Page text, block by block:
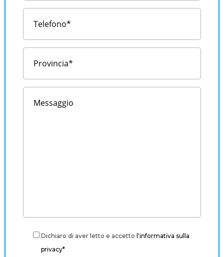
Dichiaro di aver letto e accetto l'informativa sulla
privacy*